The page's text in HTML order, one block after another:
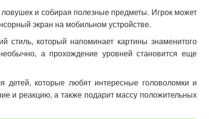
ловушек и собирая полезные предметы. Игрок может
экран на мобильном устройстве.
стиль, который напоминает картины знаменитого
а прохождение уровней становится еще
которые любят интересные головоломки и
и реакцию, а также подарит массу положительных